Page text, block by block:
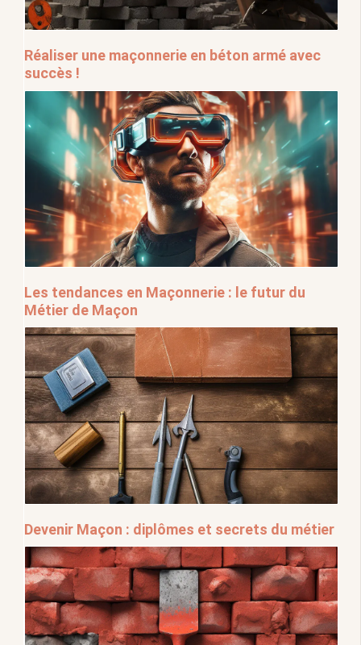
Réaliser une maçonnerie en béton armé avec
succès !
Les tendances en Maçonnerie : le futur du
Métier de Maçon
Devenir Maçon : diplômes et secrets du métier